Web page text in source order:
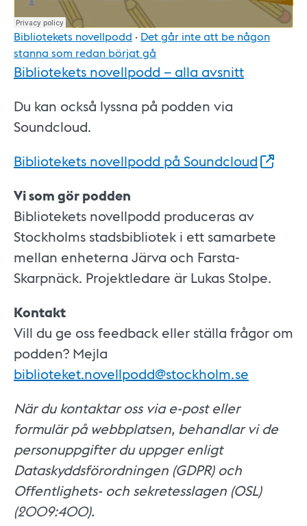
Bibliotekets novellpodd · Det går inte att be någon
stanna som redan börjat gå
Bibliotekets novellpodd – alla avsnitt
Du kan också lyssna på podden via
Soundcloud.
Bibliotekets novellpodd på Soundcloud
Vi som gör podden
Bibliotekets novellpodd produceras av
Stockholms stadsbibliotek i ett samarbete
mellan enheterna Järva och Farsta-
Skarpnäck. Projektledare är Lukas Stolpe.
Kontakt
Vill du ge oss feedback eller ställa frågor om
podden? Mejla
biblioteket.novellpodd@stockholm.se
När du kontaktar oss via e-post eller
formulär på webbplatsen, behandlar vi de
personuppgifter du uppger enligt
Dataskyddsförordningen (GDPR) och
Offentlighets- och sekretesslagen (OSL)
(2009:400).